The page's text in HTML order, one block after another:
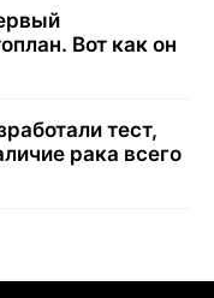
Вот как он
тест,
рака всего